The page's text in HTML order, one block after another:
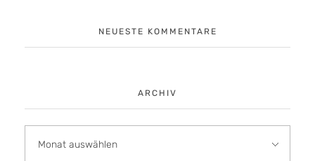
NEUESTE KOMMENTARE
ARCHIV